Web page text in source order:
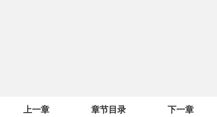
上一章 章节目录 下一章